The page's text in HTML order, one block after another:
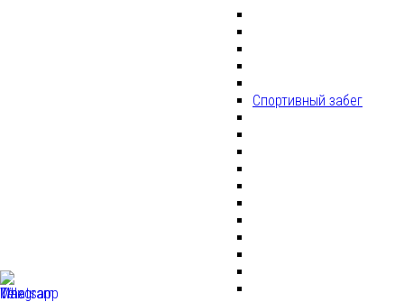
Спортивный забег